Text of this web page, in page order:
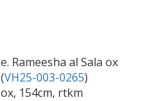
e. Rameesha al Sala ox
(VH25-003-0265)
ox, 154cm, rtkm